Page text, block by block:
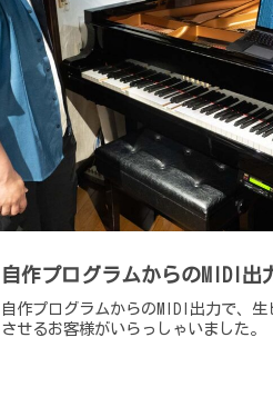
自作プログラムからのMIDI出
自作プログラムからのMIDI出力で、
させるお客様がいらっしゃいました。